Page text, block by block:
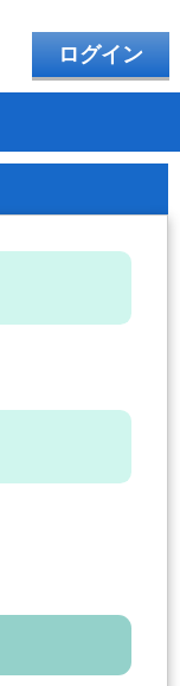
ログイン